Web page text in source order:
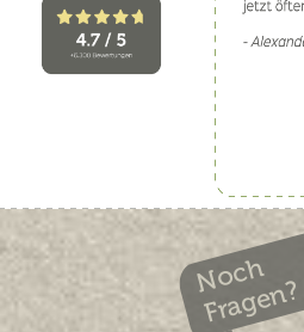
Noch
Fragen?